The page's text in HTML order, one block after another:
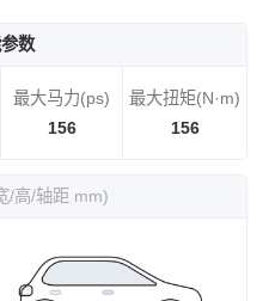
数
最大马力(ps)
156
最大扭矩(N·m)
156
/高/轴距 mm)